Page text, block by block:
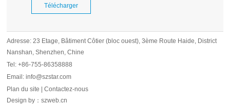
Télécharger
Adresse: 23 Etage, Bâtiment Côtier (bloc ouest), 3ème Route Haide, District
Nanshan, Shenzhen, Chine
Tel: +86-755-86358888
Email: info@szstar.com
Plan du site
|Contactez-nous
Design by ：szweb.cn